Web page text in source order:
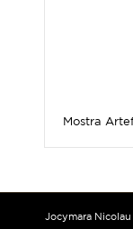
Mostra
Jocymara